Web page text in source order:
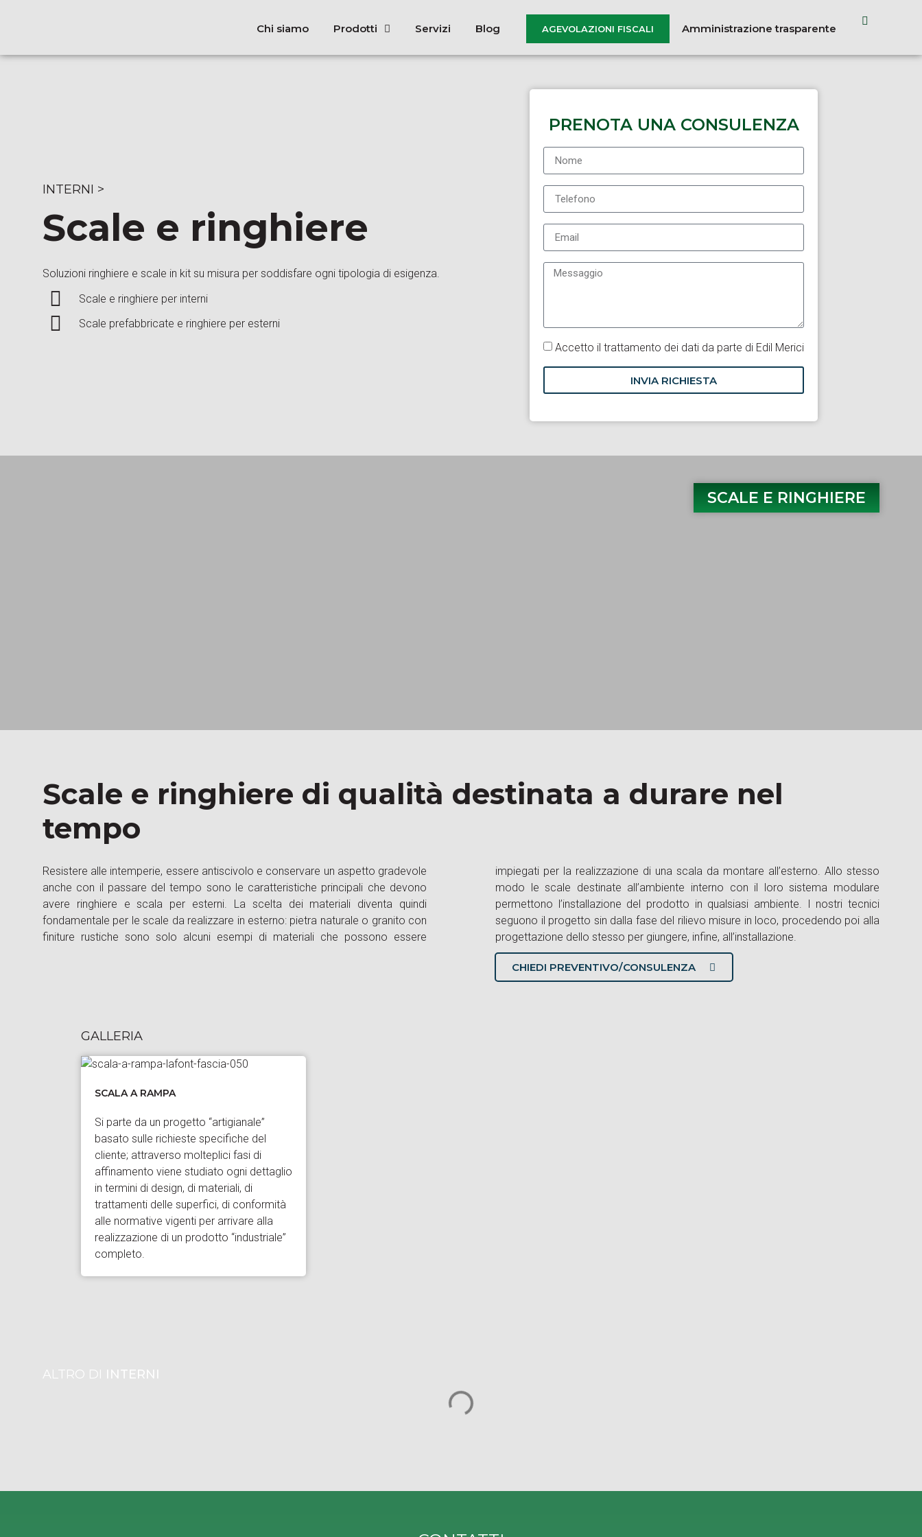
Chi siamo Prodotti Servizi Blog AGEVOLAZIONI FISCALI Amministrazione trasparente
INTERNI >
Scale e ringhiere
Soluzioni ringhiere e scale in kit su misura per soddisfare ogni tipologia di esigenza.
Scale e ringhiere per interni
Scale prefabbricate e ringhiere per esterni
PRENOTA UNA CONSULENZA
Accetto il trattamento dei dati da parte di Edil Merici
INVIA RICHIESTA
SCALE E RINGHIERE
Scale e ringhiere di qualità destinata a durare nel
tempo
Resistere alle intemperie, essere antiscivolo e conservare un aspetto gradevole
anche con il passare del tempo sono le caratteristiche principali che devono
avere ringhiere e scala per esterni. La scelta dei materiali diventa quindi
fondamentale per le scale da realizzare in esterno: pietra naturale o granito con
finiture rustiche sono solo alcuni esempi di materiali che possono essere
impiegati per la realizzazione di una scala da montare all’esterno. Allo stesso
modo le scale destinate all’ambiente interno con il loro sistema modulare
permettono l’installazione del prodotto in qualsiasi ambiente. I nostri tecnici
seguono il progetto sin dalla fase del rilievo misure in loco, procedendo poi alla
progettazione dello stesso per giungere, infine, all’installazione.
CHIEDI PREVENTIVO/CONSULENZA
GALLERIA
SCALA A RAMPA
Si parte da un progetto “artigianale”
basato sulle richieste specifiche del
cliente; attraverso molteplici fasi di
affinamento viene studiato ogni dettaglio
in termini di design, di materiali, di
trattamenti delle superfici, di conformità
alle normative vigenti per arrivare alla
realizzazione di un prodotto “industriale”
completo.
ALTRO DI INTERNI